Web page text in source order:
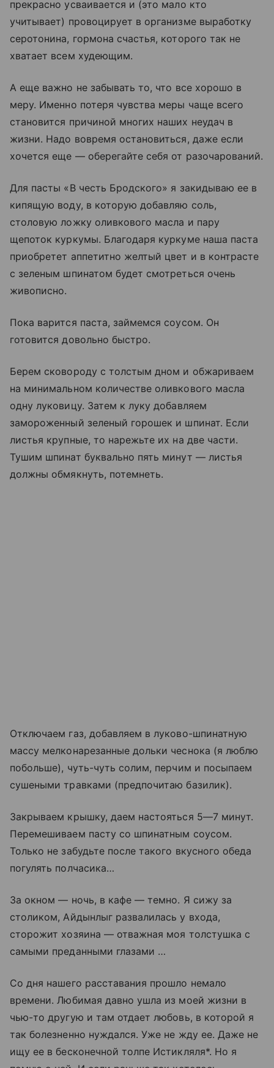
прекрасно усваивается и (это мало кто
учитывает) провоцирует в организме выработку
серотонина, гормона счастья, которого так не
хватает всем худеющим.
А еще важно не забывать то, что все хорошо в
меру. Именно потеря чувства меры чаще всего
становится причиной многих наших неудач в
жизни. Надо вовремя остановиться, даже если
хочется еще — оберегайте себя от разочарований.
Для пасты «В честь Бродского» я закидываю ее в
кипящую воду, в которую добавляю соль,
столовую ложку оливкового масла и пару
щепоток куркумы. Благодаря куркуме наша паста
приобретет аппетитно желтый цвет и в контрасте
с зеленым шпинатом будет смотреться очень
живописно.
Пока варится паста, займемся соусом. Он
готовится довольно быстро.
Берем сковороду с толстым дном и обжариваем
на минимальном количестве оливкового масла
одну луковицу. Затем к луку добавляем
замороженный зеленый горошек и шпинат. Если
листья крупные, то нарежьте их на две части.
Тушим шпинат буквально пять минут — листья
должны обмякнуть, потемнеть.
Отключаем газ, добавляем в луково-шпинатную
массу мелконарезанные дольки чеснока (я люблю
побольше), чуть-чуть солим, перчим и посыпаем
сушеными травками (предпочитаю базилик).
Закрываем крышку, даем настояться 5—7 минут.
Перемешиваем пасту со шпинатным соусом.
Только не забудьте после такого вкусного обеда
погулять полчасика…
За окном — ночь, в кафе — темно. Я сижу за
столиком, Айдынлыг развалилась у входа,
сторожит хозяина — отважная моя толстушка с
самыми преданными глазами …
Со дня нашего расставания прошло немало
времени. Любимая давно ушла из моей жизни в
чью-то другую и там отдает любовь, в которой я
так болезненно нуждался. Уже не жду ее. Даже не
ищу ее в бесконечной толпе Истикляля*. Но я